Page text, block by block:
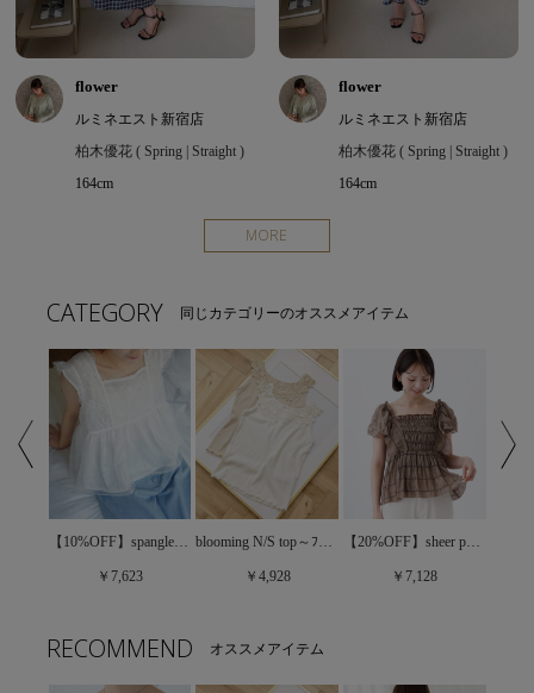
flower
ルミネエスト新宿店
柏木優花 ( Spring | Straight )
164cm
flower
ルミネエスト新宿店
柏木優花 ( Spring | Straight )
164cm
MORE
CATEGORY 同じカテゴリーのオススメアイテム
【10%OFF】spangle flower top～ｽﾊﾟﾝｸﾞﾙﾌﾗﾜｰﾄｯﾌﾟ
￥7,623
blooming N/S top～ﾌﾞﾙｰﾐﾝｸﾞﾉｰｽﾘｰﾌﾞﾄｯﾌﾟ
￥4,928
【20%OFF】sheer papillon blouse4～ｼｱｰﾊﾟﾋﾟﾖﾝﾌﾞﾗｳｽ4
￥7,128
RECOMMEND オススメアイテム